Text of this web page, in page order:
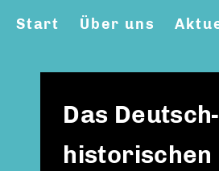
Start Über uns
Das
historischen